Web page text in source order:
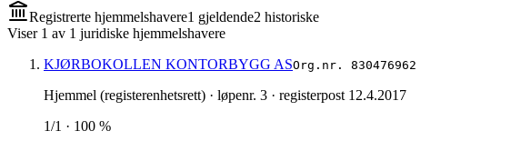
Registrerte hjemmelshavere1 gjeldende2 historiske
Viser 1 av 1 juridiske hjemmelshavere
KJØRBOKOLLEN KONTORBYGG ASOrg.nr. 830476962
Hjemmel (registerenhetsrett) · løpenr. 3 · registerpost 12.4.2017
1/1 · 100 %